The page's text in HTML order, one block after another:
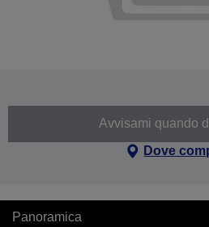
Avvisami quando
Dove
Panoramica